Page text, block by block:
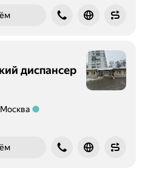
диспансер
1,17 км